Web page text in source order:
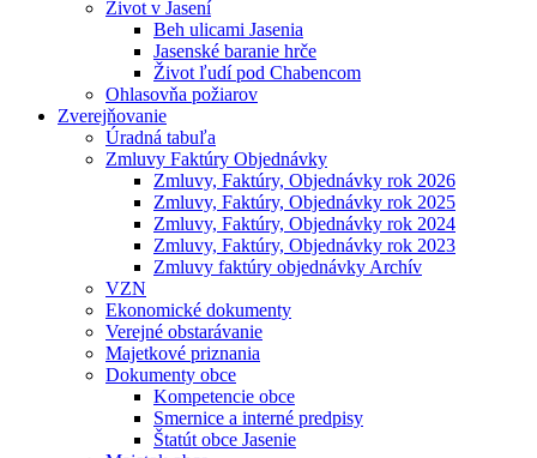
Život v Jasení
Beh ulicami Jasenia
Jasenské baranie hrče
Život ľudí pod Chabencom
Ohlasovňa požiarov
Zverejňovanie
Úradná tabuľa
Zmluvy Faktúry Objednávky
Zmluvy, Faktúry, Objednávky rok 2026
Zmluvy, Faktúry, Objednávky rok 2025
Zmluvy, Faktúry, Objednávky rok 2024
Zmluvy, Faktúry, Objednávky rok 2023
Zmluvy faktúry objednávky Archív
VZN
Ekonomické dokumenty
Verejné obstarávanie
Majetkové priznania
Dokumenty obce
Kompetencie obce
Smernice a interné predpisy
Štatút obce Jasenie